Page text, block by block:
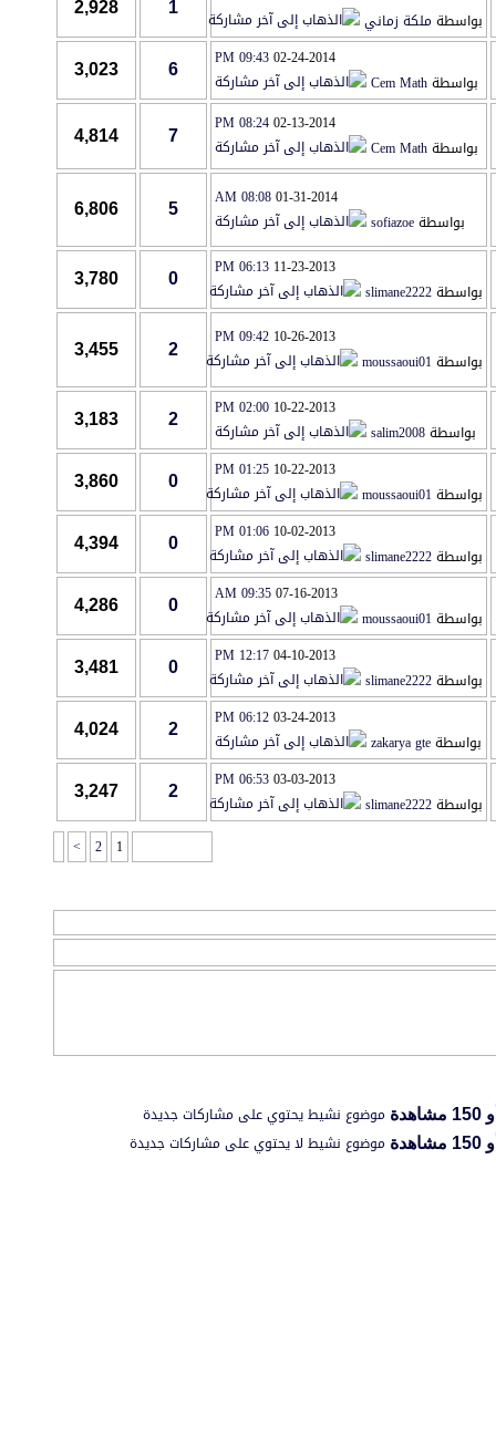
بواسطة ملكة زماني
1
2,928
02-24-2014
09:43 PM
بواسطةCem Math
6
3,023
02-13-2014
08:24 PM
بواسطةCem Math
7
4,814
01-31-2014
08:08 AM
بواسطةsofiazoe
5
6,806
11-23-2013
06:13 PM
بواسطةslimane2222
0
3,780
10-26-2013
09:42 PM
بواسطةmoussaoui01
2
3,455
10-22-2013
02:00 PM
بواسطةsalim2008
2
3,183
10-22-2013
01:25 PM
بواسطةmoussaoui01
0
3,860
10-02-2013
01:06 PM
بواسطةslimane2222
0
4,394
07-16-2013
09:35 AM
بواسطةmoussaoui01
0
4,286
04-10-2013
12:17 PM
بواسطةslimane2222
0
3,481
03-24-2013
06:12 PM
بواسطةzakarya gte
2
4,024
03-03-2013
06:53 PM
بواسطةslimane2222
2
3,247
1
2
>
موضوع نشيط يحتوي على مشاركات جديدة
موضوع نشيط لا يحتوي على مشاركات جديدة